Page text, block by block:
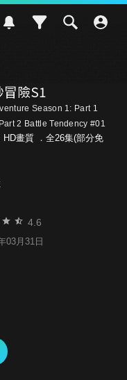
險S1
Season 1: Part 1
2 Battle Tendency #01
HD畫質 ．全26集(部分免
4.6
03月31日